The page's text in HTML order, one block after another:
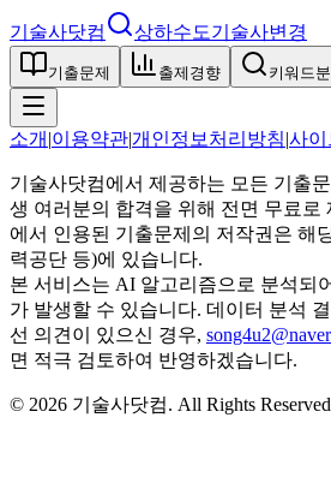
기술사닷컴 상하수도기술사변경
기출문제 출제경향 키워드
소개 |이용약관|개인정보처리방침|사이
기술사닷컴에서 제공하는 모든 기출
생 여러분의 합격을 위해 전면 무료로
에서 인용된 기출문제의 저작권은 해
력공단 등)에 있습니다.
본 서비스는 AI 알고리즘으로 분석되
가 발생할 수 있습니다. 데이터 분석
선 의견이 있으신 경우,
면 적극 검토하여 반영하겠습니다.
© 2026 기술사닷컴. All Rights